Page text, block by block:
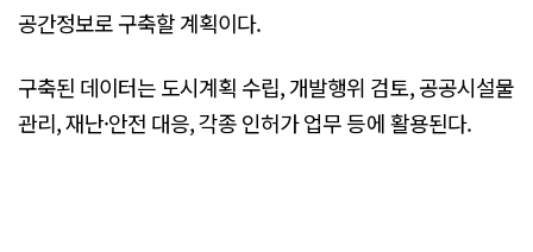
공간정보로 구축할 계획이다.
구축된 데이터는 도시계획 수립, 개발행위 검토, 공공시설물
관리, 재난·안전 대응, 각종 인허가 업무 등에 활용된다.